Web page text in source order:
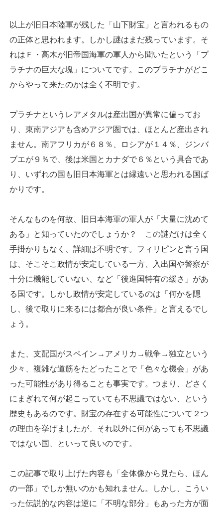
以上が旧日本陸軍が残した「山下財宝」と言われるもの
の正体と思われます。しかし謎はまだ残っています。そ
れはＦ・高木が旧帝国海軍の軍人から聞いたという「プ
ラチナの巨大な塊」についてです。このプラチナがどこ
からやって来たのかは全く不明です。
プラチナというレアメタルは産出国が異常に偏ってお
り、東南アジアも含めアジア圏では、ほとんど産出され
ません。南アフリカが６８％、ロシアが１４％、ジンバ
ブエが９％で、後は米国とカナダで６％という具合であ
り、いずれの国も旧日本海軍とは縁遠いと思われる国ば
かりです。
そんなものを何故、旧日本海軍の軍人が「大量に沈めて
ある」と知っていたのでしょうか？ この謎だけは全く
手掛かりもなく、詳細は不明です。フィリピンと言う国
は、そこそこ政情が安定している一方、入出国や警察が
十分に機能していない、など「後進国特有の緩さ」があ
る国です。しかし政情が安定しているのは「何かを隠
し、後で取りに来るには都合が良い条件」と言えるでし
ょう。
また、支配国がスペイン→アメリカ→戦争→独立という
少々、複雑な道筋をたどったことで「色々な機会」があ
った可能性があり得ることも事実です。つまり、どさく
にまぎれて何が起こっていても不思議ではない、という
歴史もあるのです。財宝の存在する可能性について２つ
の理由を挙げましたが、それ以外に何があっても不思議
ではない国、といって良いのです。
この記事で取り上げた内容も「全体像から見たら、ほん
の一部」でしか無いのかも知れません。しかし、こうい
った伝説的な内容は逆に「不明な部分」もあった方が面